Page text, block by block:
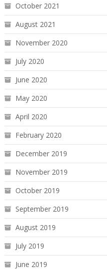
October 2021
August 2021
November 2020
July 2020
June 2020
May 2020
April 2020
February 2020
December 2019
November 2019
October 2019
September 2019
August 2019
July 2019
June 2019